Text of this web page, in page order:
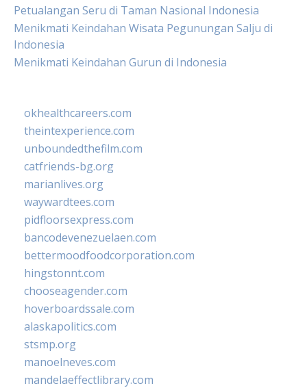
Petualangan Seru di Taman Nasional Indonesia
Menikmati Keindahan Wisata Pegunungan Salju di
Indonesia
Menikmati Keindahan Gurun di Indonesia
okhealthcareers.com
theintexperience.com
unboundedthefilm.com
catfriends-bg.org
marianlives.org
waywardtees.com
pidfloorsexpress.com
bancodevenezuelaen.com
bettermoodfoodcorporation.com
hingstonnt.com
chooseagender.com
hoverboardssale.com
alaskapolitics.com
stsmp.org
manoelneves.com
mandelaeffectlibrary.com